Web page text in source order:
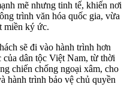
mẽ nhưng tinh tế, khiến nơi
trình văn hóa quốc gia, vừa
miền ký ức.
sẽ đi vào hành trình hơn
dân tộc Việt Nam, từ thời
chiến chống ngoại xâm, cho
hành trình bảo vệ chủ quyền